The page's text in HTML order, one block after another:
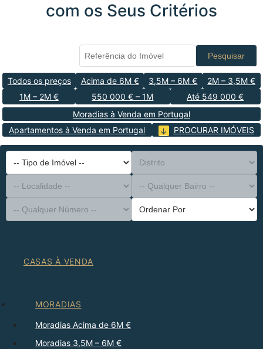
com os Seus Critérios
Pesquisar
Todos os preços Acima de 6M € 3,5M – 6M €
2M – 3,5M €
1M – 2M €
550 000 € – 1M
Até 549 000 €
Moradias à Venda em Portugal
Apartamentos à Venda em Portugal
PROCURAR IMÓVEIS
-- Tipo de Imóvel --
Distrito
-- Localidade --
-- Qualquer Bairro --
-- Qualquer Número --
Ordenar Por
CASAS À VENDA
MORADIAS
Moradias Acima de 6M €
Moradias 3,5M – 6M €